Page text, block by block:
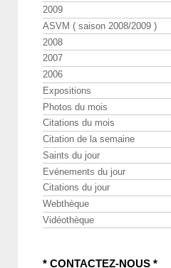
2009
ASVM ( saison 2008/2009 )
2008
2007
2006
Expositions
Photos du mois
Citations du mois
Citation de la semaine
Saints du jour
Evénements du jour
Citations du jour
Webthèque
Vidéothèque
* CONTACTEZ-NOUS *